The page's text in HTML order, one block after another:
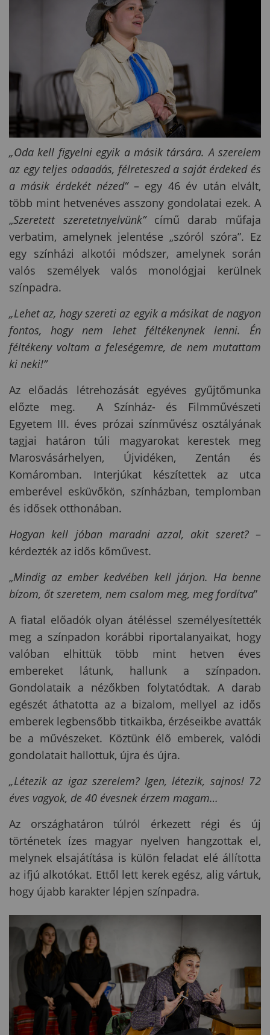
„Oda kell figyelni egyik a másik társára. A szerelem
az egy teljes odaadás, félreteszed a saját érdeked és
a másik érdekét nézed”– egy 46 év után elvált,
több mint hetvenéves asszony gondolatai ezek. A
„Szeretett szeretetnyelvünk”című darab műfaja
verbatim, amelynek jelentése „szóról szóra”. Ez
egy színházi alkotói módszer, amelynek során
valós személyek valós monológjai kerülnek
színpadra.
„Lehet az, hogy szereti az egyik a másikat de nagyon
fontos, hogy nem lehet féltékenynek lenni. Én
féltékeny voltam a feleségemre, de nem mutattam
ki neki!”
Az előadás létrehozását egyéves gyűjtőmunka
előzte meg. A Színház- és Filmművészeti
Egyetem III. éves prózai színművész osztályának
tagjai határon túli magyarokat kerestek meg
Marosvásárhelyen, Újvidéken, Zentán és
Komáromban. Interjúkat készítettek az utca
emberével esküvőkön, színházban, templomban
és idősek otthonában.
Hogyan kell jóban maradni azzal, akit szeret?–
kérdezték az idős kőművest.
„Mindig az ember kedvében kell járjon. Ha benne
bízom, őt szeretem, nem csalom meg, meg fordítva”
A fiatal előadók olyan átéléssel személyesítették
meg a színpadon korábbi riportalanyaikat, hogy
valóban elhittük több mint hetven éves
embereket látunk, hallunk a színpadon.
Gondolataik a nézőkben folytatódtak. A darab
egészét áthatotta az a bizalom, mellyel az idős
emberek legbensőbb titkaikba, érzéseikbe avatták
be a művészeket. Köztünk élő emberek, valódi
gondolatait hallottuk, újra és újra.
„Létezik az igaz szerelem? Igen, létezik, sajnos! 72
éves vagyok, de 40 évesnek érzem magam…
Az országhatáron túlról érkezett régi és új
történetek ízes magyar nyelven hangzottak el,
melynek elsajátítása is külön feladat elé állította
az ifjú alkotókat. Ettől lett kerek egész, alig vártuk,
hogy újabb karakter lépjen színpadra.